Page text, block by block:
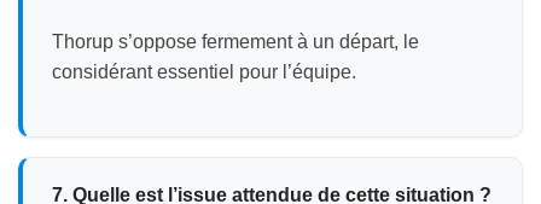
Thorup s’oppose fermement à un départ, le
considérant essentiel pour l’équipe.
7. Quelle est l’issue attendue de cette situation ?